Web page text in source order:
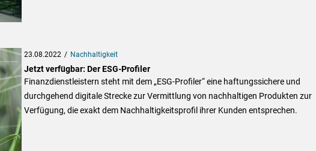
23.08.2022 Nachhaltigkeit
Jetzt verfügbar: Der ESG-Profiler
Finanzdienstleistern steht mit dem „ESG-Profiler“ eine haftungssichere und
durchgehend digitale Strecke zur Vermittlung von nachhaltigen Produkten zur
Verfügung, die exakt dem Nachhaltigkeitsprofil ihrer Kunden entsprechen.